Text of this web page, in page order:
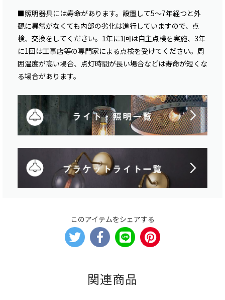
■照明器具には寿命があります。設置して5〜7年経つと外
観に異常がなくても内部の劣化は進行していますので、点
検、交換をしてください。1年に1回は自主点検を実施、3年
に1回は工事店等の専門家による点検を受けてください。周
囲温度が高い場合、点灯時間が長い場合などは寿命が短くな
る場合があります。
このアイテムをシェアする
関連商品